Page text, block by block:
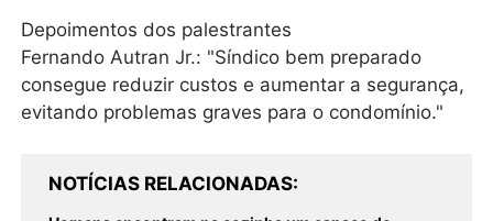
Depoimentos dos palestrantes
Fernando Autran Jr.: "Síndico bem preparado
consegue reduzir custos e aumentar a segurança,
evitando problemas graves para o condomínio."
NOTÍCIAS RELACIONADAS